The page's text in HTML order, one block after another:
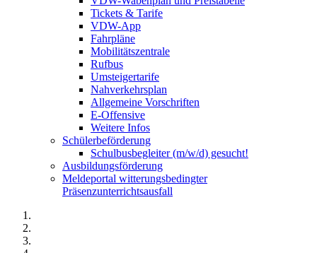
Tickets & Tarife
VDW-App
Fahrpläne
Mobilitätszentrale
Rufbus
Umsteigertarife
Nahverkehrsplan
Allgemeine Vorschriften
E-Offensive
Weitere Infos
Schülerbeförderung
Schulbusbegleiter (m/w/d) gesucht!
Ausbildungsförderung
Meldeportal witterungsbedingter
Präsenzunterrichtsausfall